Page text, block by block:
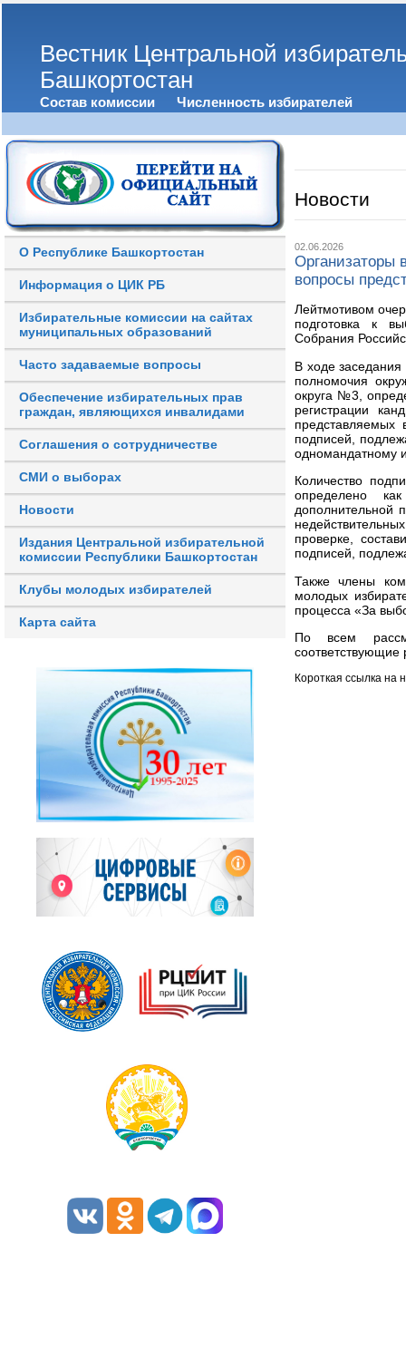
Вестник Центральной
Башкортостан
Состав комиссии Численность избирателей
О Республике Башкортостан
Информация о ЦИК РБ
Избирательные комиссии на сайтах
муниципальных образований
Часто задаваемые вопросы
Обеспечение избирательных прав
граждан, являющихся инвалидами
Соглашения о сотрудничестве
СМИ о выборах
Новости
Издания Центральной избирательной
комиссии Республики Башкортостан
Клубы молодых избирателей
Карта сайта
Новости
02.06.2026
Организаторы
вопросы
Лейтмотивом
подготовка к
Собрания
В ходе
полномочия
округа №3,
регистрации
представляемых
подписей,
одномандатному
Количество
определено
дополнительной
проверке,
подписей,
Также члены
молодых
процесса «За
По всем
Короткая ссылка на